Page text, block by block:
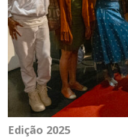
Edição 2025